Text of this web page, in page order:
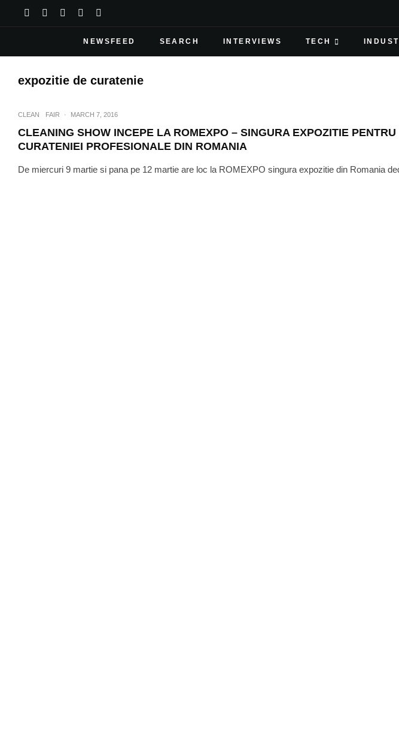
NEWSFEED SEARCH INTERVIEWS TECH
expozitie de curatenie
CLEAN FAIR · MARCH 7, 2016
CLEANING SHOW INCEPE LA ROMEXPO – SINGURA EXPOZITIE
CURATENIEI PROFESIONALE DIN ROMANIA
De miercuri 9 martie si pana pe 12 martie are loc la ROMEXPO singura expozitie din Romania